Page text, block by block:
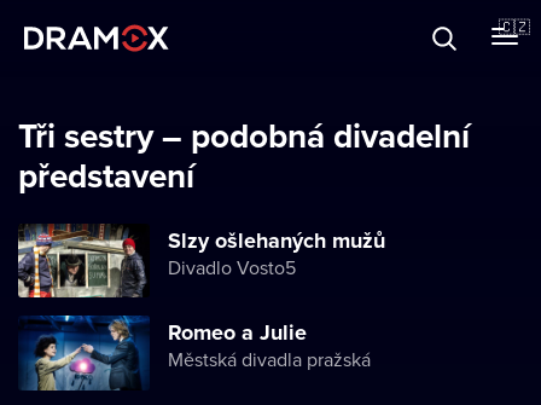
🇨🇿
Registrujte se
Tři sestry – podobná divadelní
představení
Slzy ošlehaných mužů
Divadlo Vosto5
Romeo a Julie
Městská divadla pražská